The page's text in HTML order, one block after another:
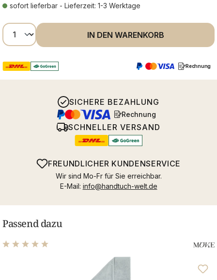
sofort lieferbar - Lieferzeit: 1-3 Werktage
Produkt Anzahl: Gib den gewünschten
IN DEN WARENKORB
Rechnung
SICHERE BEZAHLUNG
Rechnung
SCHNELLER VERSAND
FREUNDLICHER KUNDENSERVICE
Wir sind Mo-Fr für Sie erreichbar.
E-Mail: info@handtuch-welt.de
Passend dazu
Durchschnittliche Bewertung von 5 von 5 Sternen